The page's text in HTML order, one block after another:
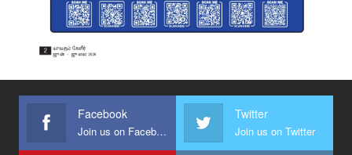
Facebook
Join us on Facebook
Twitter
Join us on Twitter